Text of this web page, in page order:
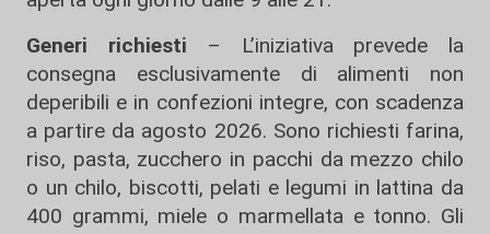
Generi richiesti – L’iniziativa prevede la
consegna esclusivamente di alimenti non
deperibili e in confezioni integre, con scadenza
a partire da agosto 2026. Sono richiesti farina,
riso, pasta, zucchero in pacchi da mezzo chilo
o un chilo, biscotti, pelati e legumi in lattina da
400 grammi, miele o marmellata e tonno. Gli